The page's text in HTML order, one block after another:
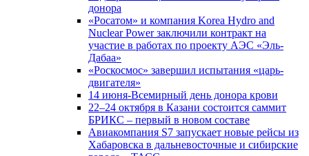
донора
«Росатом» и компания Korea Hydro and
Nuclear Power заключили контракт на
участие в работах по проекту АЭС «Эль-
Дабаа»
«Роскосмос» завершил испытания «царь-
двигателя»
14 июня-Всемирный день донора крови
22–24 октября в Казани состоится саммит
БРИКС – первый в новом составе
Авиакомпания S7 запускает новые рейсы из
Хабаровска в дальневосточные и сибирские